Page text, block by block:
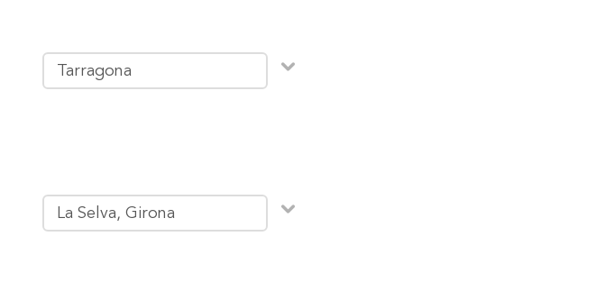
Tarragona
La Selva, Girona